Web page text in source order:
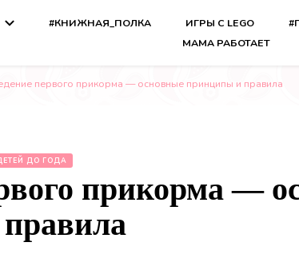
#КНИЖНАЯ_ПОЛКА ИГРЫ С LEGO
МАМА РАБОТАЕТ
первого прикорма — основные принципы и правила
ДО ГОДА
прикорма —